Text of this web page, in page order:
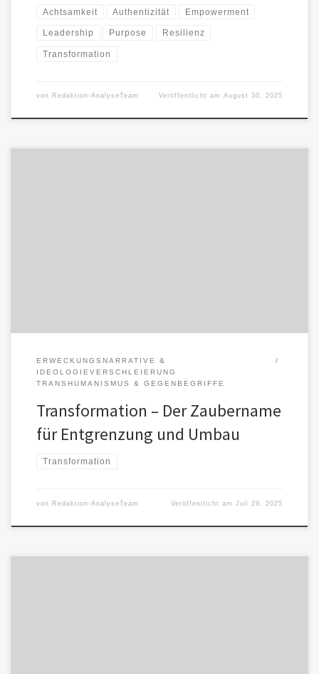
Achtsamkeit Authentizität Empowerment
Leadership Purpose Resilienz
Transformation
von Redaktion-AnalyseTeam Veröffentlicht amAugust 30, 2025
ERWECKUNGSNARRATIVE &
IDEOLOGIEVERSCHLEIERUNG
TRANSHUMANISMUS & GEGENBEGRIFFE
Transformation – Der Zaubername
für Entgrenzung und Umbau
Transformation
von Redaktion-AnalyseTeam Veröffentlicht amJuli 29, 2025